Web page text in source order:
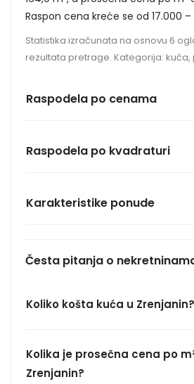
Raspon cena kreće se od 17.000 –
Statistika izračunata na osnovu 6
rezultata pretrage. Kategorija: kuća,
Raspodela po cenama
Raspodela po kvadraturi
Karakteristike ponude
Česta pitanja o
Koliko košta kuća u Zrenjanin?
Kolika je prosečna cena po
Zrenjanin?